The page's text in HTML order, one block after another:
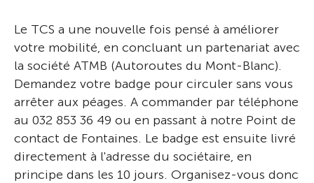
Le TCS a une nouvelle fois pensé à améliorer
votre mobilité, en concluant un partenariat avec
la société ATMB (Autoroutes du Mont-Blanc).
Demandez votre badge pour circuler sans vous
arrêter aux péages. A commander par téléphone
au 032 853 36 49 ou en passant à notre Point de
contact de Fontaines. Le badge est ensuite livré
directement à l'adresse du sociétaire, en
principe dans les 10 jours. Organisez-vous donc